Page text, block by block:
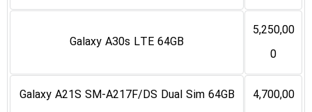
5,250,00
0
Galaxy A30s LTE 64GB
4,700,00
Galaxy A21S SM-A217F/DS Dual Sim 64GB